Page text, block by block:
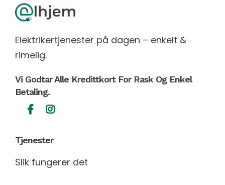
Elektrikertjenester på dagen – enkelt &
rimelig.
Vi Godtar Alle Kredittkort For Rask Og Enkel
Betaling.
Tjenester
Slik fungerer det